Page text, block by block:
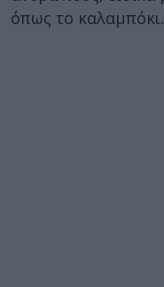
όπως το καλαμπόκι.